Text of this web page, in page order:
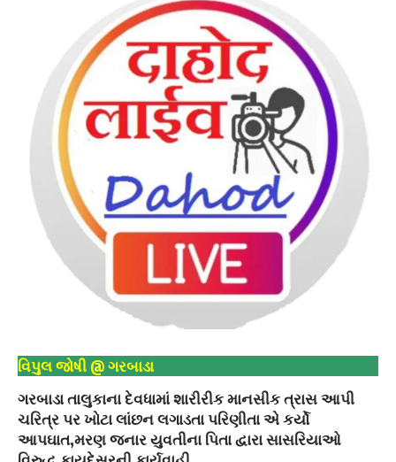
વિપુલ જોષી @ ગરબાડા
ગરબાડા તાલુકાના દેવધામાં શારીરીક માનસીક ત્રાસ આપી
ચરિત્ર પર ખોટા લાંછન લગાડતા પરિણીતા એ કર્યો
આપઘાત,મરણ જનાર યુવતીના પિતા દ્વારા સાસરિયાઓ